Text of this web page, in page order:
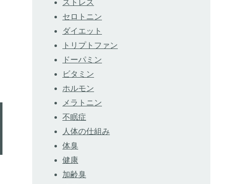
ストレス
セロトニン
ダイエット
トリプトファン
ドーパミン
ビタミン
ホルモン
メラトニン
不眠症
人体の仕組み
体臭
健康
加齢臭